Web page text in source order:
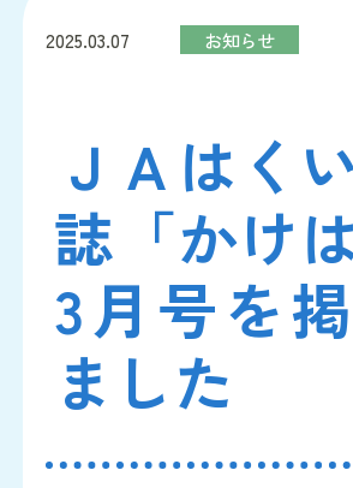
経営理念・概要
採用情報
営農情報
ローン
JAやすらぎ会館「天照」
2025.03.07 お知らせ
ＪＡはく
誌「かけ
3月号を
ました